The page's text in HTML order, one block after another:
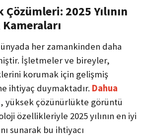
2025 Yılının
her zamankinden daha
İşletmeler ve bireyler,
korumak için gelişmiş
ihtiyaç duymaktadır. Dahua
, yüksek çözünürlükte görüntü
özellikleriyle 2025 yılının en iyi
sunarak bu ihtiyacı